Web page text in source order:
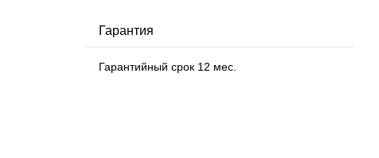
Гарантия
Гарантийный срок 12 мес.